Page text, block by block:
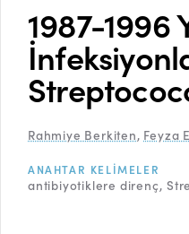
1987-1996
Rahmiye Berkiten, Feyza
ANAHTAR KELIMELER
antibiyotiklere direnç